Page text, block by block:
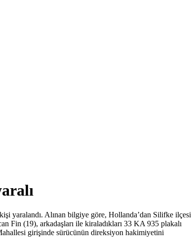
yaralandı. Alınan bilgiye göre, Hollanda’dan Silifke ilçesi
Fin (19), arkadaşları ile kiraladıkları 33 KA 935 plakalı
girişinde sürücünün direksiyon hakimiyetini